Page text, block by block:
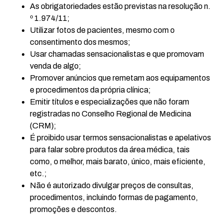
As obrigatoriedades estão previstas na resolução n.
º 1.974/11;
Utilizar fotos de pacientes, mesmo com o
consentimento dos mesmos;
Usar chamadas sensacionalistas e que promovam
venda de algo;
Promover anúncios que remetam aos equipamentos
e procedimentos da própria clínica;
Emitir títulos e especializações que não foram
registradas no Conselho Regional de Medicina
(CRM);
É proibido usar termos sensacionalistas e apelativos
para falar sobre produtos da área médica, tais
como, o melhor, mais barato, único, mais eficiente,
etc.;
Não é autorizado divulgar preços de consultas,
procedimentos, incluindo formas de pagamento,
promoções e descontos.